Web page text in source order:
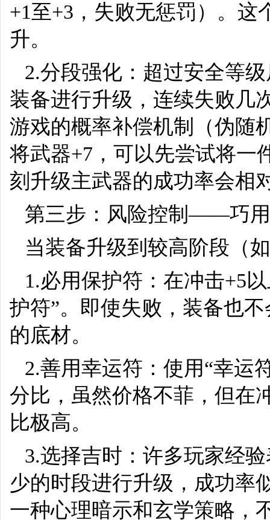
+1至+3，失败无惩罚）。这
升。
2.分段强化：超过安全等
装备进行升级，连续失败几
游戏的概率补偿机制（伪随
将武器+7，可以先尝试将一
刻升级主武器的成功率会相
第三步：风险控制——巧
当装备升级到较高阶段（
1.必用保护符：在冲击+5
护符”。即使失败，装备也
的底材。
2.善用幸运符：使用“幸运
分比，虽然价格不菲，但在
比极高。
3.选择吉时：许多玩家经
少的时段进行升级，成功率
一种心理暗示和玄学策略，